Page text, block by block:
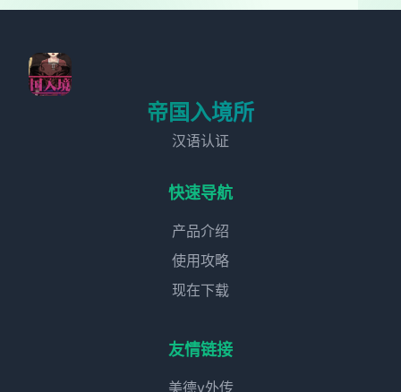
帝国入境所
汉语认证
快速导航
产品介绍
使用攻略
现在下载
友情链接
美德v外传